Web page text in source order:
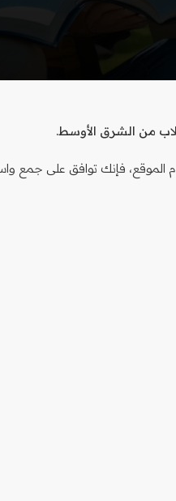
من الشرق الأوسط.
فإنك توافق على جمع